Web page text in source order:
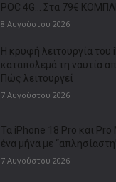
POC 4G… Στα 79€
8 Αυγούστου 2026
Η κρυφή λειτουργία του
καταπολεμά τη ναυτία
Πώς λειτουργεί
7 Αυγούστου 2026
Τα iPhone 18 Pro και Pro
ένα μήνα με
7 Αυγούστου 2026